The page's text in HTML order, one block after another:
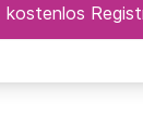
kostenlos